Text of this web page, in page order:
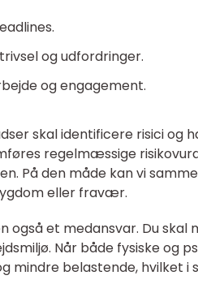
og udfordringer.
og engagement.
skal identificere risici og
regelmæssige
På den måde kan vi
eller fravær.
også et medansvar. Du
Når både fysiske og
mindre belastende, hvilket i